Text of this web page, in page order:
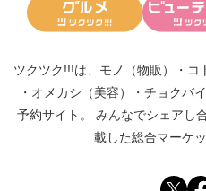
ツクツク!!!は、 モノ（物販） ・ コ
・ オメカシ（美容） ・ チョクバ
予約サイト。
みんなでシェアし
載した総合マーケ